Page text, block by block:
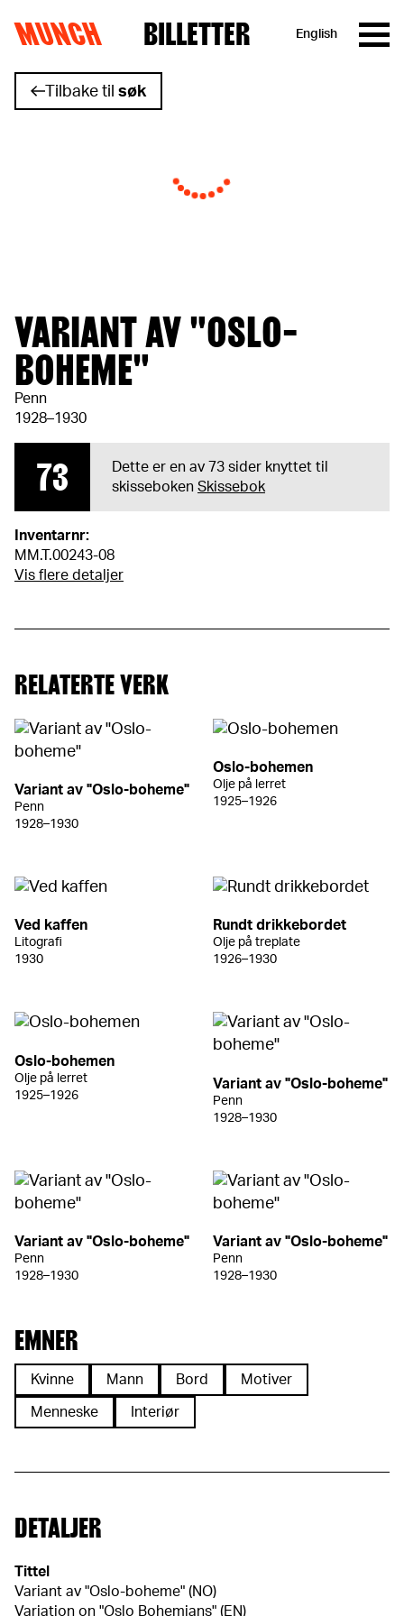
Hopp til innhold
MUNCH BILLETTER English
Tilbake til søk
VARIANT AV "OSLO-
BOHEME"
Penn
1928–1930
73
Dette er en av 73 sider knyttet til
skisseboken Skissebok
Inventarnr:
MM.T.00243-08
Vis flere detaljer
RELATERTE VERK
Variant av "Oslo-boheme"
Penn
1928–1930
Oslo-bohemen
Olje på lerret
1925–1926
Ved kaffen
Litografi
1930
Rundt drikkebordet
Olje på treplate
1926–1930
Oslo-bohemen
Olje på lerret
1925–1926
Variant av "Oslo-boheme"
Penn
1928–1930
Variant av "Oslo-boheme"
Penn
1928–1930
Variant av "Oslo-boheme"
Penn
1928–1930
EMNER
Kvinne Mann Bord Motiver
Menneske Interiør
DETALJER
Tittel
Variant av "Oslo-boheme" (NO)
Variation on "Oslo Bohemians" (EN)